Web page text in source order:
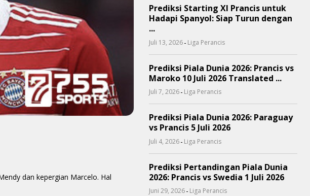
dan kepergian Marcelo. Hal
Prediksi Starting XI Prancis untuk
Hadapi Spanyol: Siap Turun dengan
...
Juli 13, 2026 - Liga Perancis
Prediksi Piala Dunia 2026: Prancis vs
Maroko 10 Juli 2026 Translated ...
Juli 7, 2026 - Liga Perancis
Prediksi Piala Dunia 2026: Paraguay
vs Prancis 5 Juli 2026
Juli 4, 2026 - Liga Perancis
Prediksi Pertandingan Piala Dunia
2026: Prancis vs Swedia 1 Juli 2026
Juni 29, 2026 - Liga Perancis